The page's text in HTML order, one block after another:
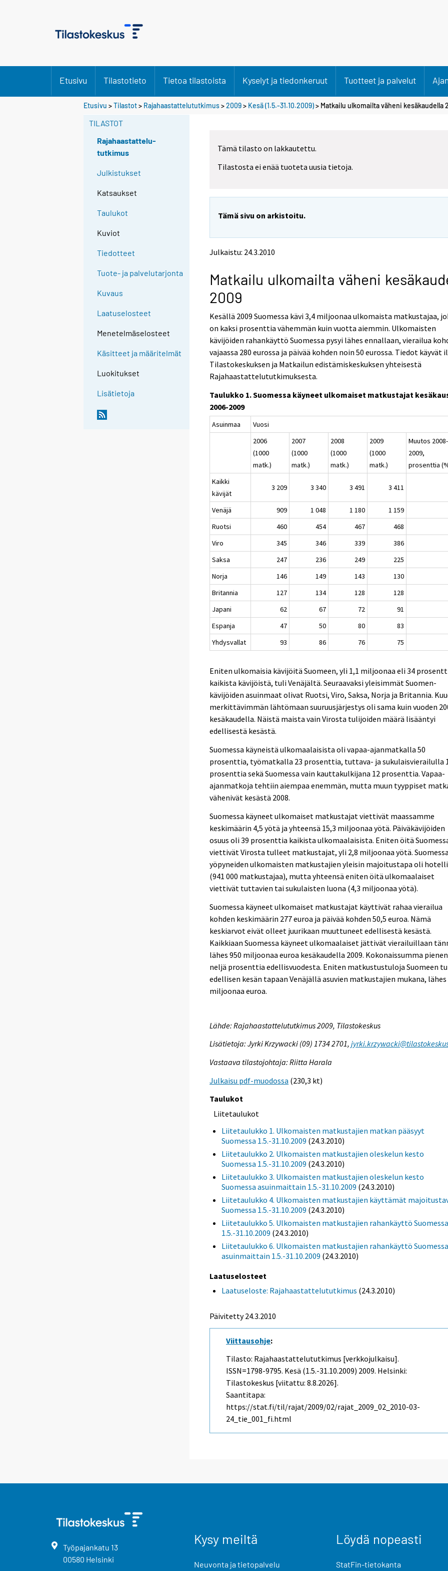
Etusivu Tilastotieto Tietoa tilastoista Kyselyt ja tiedonkeruut Tuotteet ja palvelut
Etusivu >Tilastot> Rajahaastattelututkimus>2009> Kesä (1.5.-31.10.2009)> Matkailu ulkomailta väheni kesäkaudella
TILASTOT
Rajahaastattelu-
tutkimus
Julkistukset
Katsaukset
Taulukot
Kuviot
Tiedotteet
Tuote- ja palvelutarjonta
Kuvaus
Laatuselosteet
Menetelmäselosteet
Käsitteet ja määritelmät
Luokitukset
Lisätietoja
Tämä tilasto on lakkautettu.
Tilastosta ei enää tuoteta uusia tietoja.
Tämä sivu on arkistoitu.
Julkaistu: 24.3.2010
Matkailu ulkomailta väheni
2009
Kesällä 2009 Suomessa kävi 3,4 miljoonaa ulkomaista matkustajaa,
on kaksi prosenttia vähemmän kuin vuotta aiemmin. Ulkomaisten
kävijöiden rahankäyttö Suomessa pysyi lähes ennallaan, vierailua
vajaassa 280 eurossa ja päivää kohden noin 50 eurossa. Tiedot käyvät
Tilastokeskuksen ja Matkailun edistämiskeskuksen yhteisestä
Rajahaastattelututkimuksesta.
Taulukko 1. Suomessa käyneet ulkomaiset matkustajat
2006-2009
Asuinmaa
Vuosi
2006
(1000
matk.)
2007
(1000
matk.)
2008
(1000
matk.)
2009
(1000
matk.)
Muutos 2008-
2009,
prosenttia
Kaikki
kävijät
3 209 3 340 3 491 3 411
Venäjä 909 1 048 1 180 1 159
Ruotsi
460 454 467 468
Viro
345 346 339 386
Saksa
247 236 249 225
Norja
146 149 143 130
Britannia
127 134 128 128
Japani
62 67 72 91
Espanja
47 50 80 83
Yhdysvallat
93 86 76 75
Eniten ulkomaisia kävijöitä Suomeen, yli 1,1 miljoonaa eli 34
kaikista kävijöistä, tuli Venäjältä. Seuraavaksi yleisimmät Suomen-
kävijöiden asuinmaat olivat Ruotsi, Viro, Saksa, Norja ja Britannia.
merkittävimmän lähtömaan suuruusjärjestys oli sama kuin vuoden
kesäkaudella. Näistä maista vain Virosta tulijoiden määrä lisääntyi
edellisestä kesästä.
Suomessa käyneistä ulkomaalaisista oli vapaa-ajanmatkalla 50
prosenttia, työmatkalla 23 prosenttia, tuttava- ja sukulaisvierailulla
prosenttia sekä Suomessa vain kauttakulkijana 12 prosenttia. Vapaa-
ajanmatkoja tehtiin aiempaa enemmän, mutta muun tyyppiset
vähenivät kesästä 2008.
Suomessa käyneet ulkomaiset matkustajat viettivät maassamme
keskimäärin 4,5 yötä ja yhteensä 15,3 miljoonaa yötä. Päiväkävijöiden
osuus oli 39 prosenttia kaikista ulkomaalaisista. Eniten öitä
viettivät Virosta tulleet matkustajat, yli 2,8 miljoonaa yötä. Suomessa
yöpyneiden ulkomaisten matkustajien yleisin majoitustapa oli hotelli
(941 000 matkustajaa), mutta yhteensä eniten öitä ulkomaalaiset
viettivät tuttavien tai sukulaisten luona (4,3 miljoonaa yötä).
Suomessa käyneet ulkomaiset matkustajat käyttivät rahaa vierailua
kohden keskimäärin 277 euroa ja päivää kohden 50,5 euroa. Nämä
keskiarvot eivät olleet juurikaan muuttuneet edellisestä kesästä.
Kaikkiaan Suomessa käyneet ulkomaalaiset jättivät vierailuillaan
lähes 950 miljoonaa euroa kesäkaudella 2009. Kokonaissumma
neljä prosenttia edellisvuodesta. Eniten matkustustuloja Suomeen
edellisen kesän tapaan Venäjällä asuvien matkustajien mukana, lähes
miljoonaa euroa.
Lähde: Rajahaastattelututkimus 2009, Tilastokeskus
Lisätietoja: Jyrki Krzywacki (09) 1734 2701,
Vastaava tilastojohtaja: Riitta Harala
Julkaisu pdf-muodossa (230,3 kt)
Taulukot
Liitetaulukot
Liitetaulukko 1. Ulkomaisten matkustajien matkan pääsyyt
Suomessa 1.5.-31.10.2009 (24.3.2010)
Liitetaulukko 2. Ulkomaisten matkustajien oleskelun kesto
Suomessa 1.5.-31.10.2009 (24.3.2010)
Liitetaulukko 3. Ulkomaisten matkustajien oleskelun kesto
Suomessa asuinmaittain 1.5.-31.10.2009 (24.3.2010)
Liitetaulukko 4. Ulkomaisten matkustajien käyttämät
Suomessa 1.5.-31.10.2009 (24.3.2010)
Liitetaulukko 5. Ulkomaisten matkustajien rahankäyttö Suomessa
1.5.-31.10.2009 (24.3.2010)
Liitetaulukko 6. Ulkomaisten matkustajien rahankäyttö Suomessa
asuinmaittain 1.5.-31.10.2009 (24.3.2010)
Laatuselosteet
Laatuseloste: Rajahaastattelututkimus (24.3.2010)
Päivitetty 24.3.2010
Viittausohje:
Tilasto: Rajahaastattelututkimus [verkkojulkaisu].
ISSN=1798-9795. Kesä (1.5.-31.10.2009) 2009. Helsinki:
Tilastokeskus [viitattu: 8.8.2026].
Saantitapa:
https://stat.fi/til/rajat/2009/02/rajat_2009_02_2010-03-
24_tie_001_fi.html
Työpajankatu 13
00580 Helsinki
Kysy meiltä
Neuvonta ja tietopalvelu
Löydä nopeasti
StatFin-tietokanta